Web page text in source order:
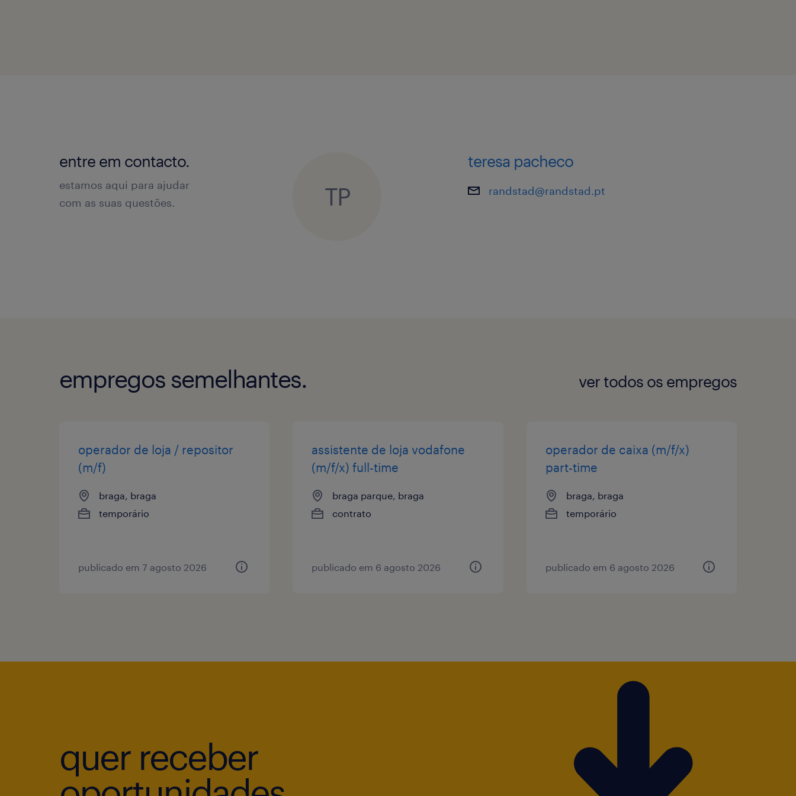
entre em contacto.
estamos aqui para ajudar
com as suas questões.
TP
teresa pacheco
randstad@randstad.pt
empregos semelhantes. ver todos os empregos
operador de loja / repositor
(m/f)
braga, braga
temporário
publicado em 7 agosto 2026
assistente de loja vodafone
(m/f/x) full-time
braga parque, braga
contrato
publicado em 6 agosto 2026
operador de caixa (m/f/x)
part-time
braga, braga
temporário
publicado em 6 agosto 2026
quer receber